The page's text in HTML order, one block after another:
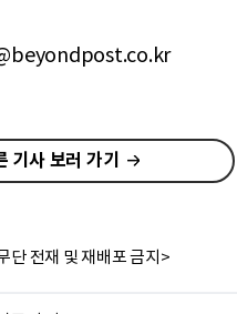
기사 보러 가기
단 전재 및 재배포 금지>